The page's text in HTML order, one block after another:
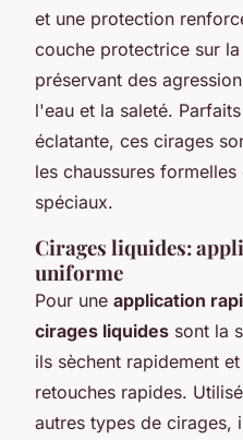
et une protection
couche protectrice sur
préservant des
l'eau et la saleté.
éclatante, ces cirages
les chaussures
spéciaux.
Cirages liquides:
uniforme
Pour une application
cirages liquides sont la
ils sèchent rapidement
retouches rapides.
autres types de cirages,